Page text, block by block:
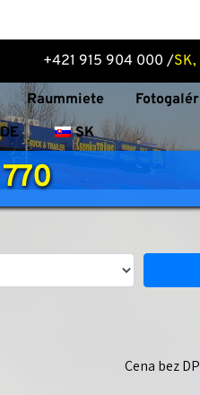
+421 915 904 000 /SK,
Raummiete
DE SK
Cena bez